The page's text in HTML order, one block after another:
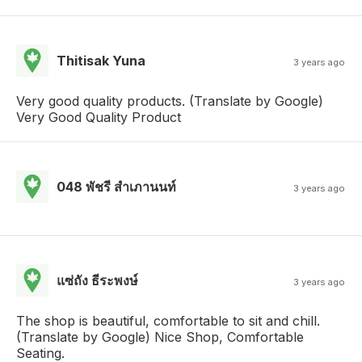
Thitisak Yuna 3 years ago
Very good quality products. (Translate by Google)
Very Good Quality Product
048 พัชรี สําเภานนท์ 3 years ago
แซ่ถัง ธีระพงษ์ 3 years ago
The shop is beautiful, comfortable to sit and chill.
(Translate by Google) Nice Shop, Comfortable
Seating.